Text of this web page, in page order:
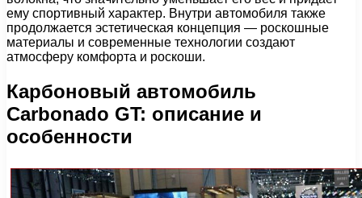
ему спортивный характер. Внутри автомобиля также
продолжается эстетическая концепция — роскошные
материалы и современные технологии создают
атмосферу комфорта и роскоши.
Карбоновый автомобиль
Carbonado GT: описание и
особенности